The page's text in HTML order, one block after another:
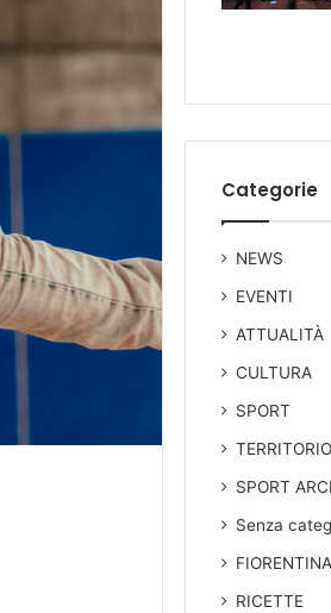
Categorie
NEWS
EVENTI
ATTUALITÀ
CULTURA
SPORT
TERRITORIO
SPORT
Senza
FIORENTINA
RICETTE